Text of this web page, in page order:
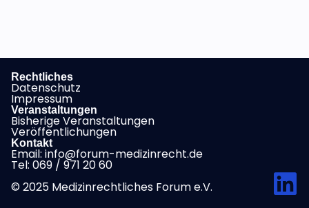
Rechtliches
Datenschutz
Impressum
Veranstaltungen
Bisherige Veranstaltungen
Veröffentlichungen
Kontakt
Email: info@forum-medizinrecht.de
Tel: 069 / 971 20 60
© 2025 Medizinrechtliches Forum e.V.